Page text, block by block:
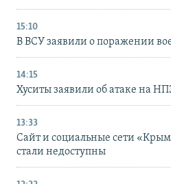
15:10
В ВСУ заявили о поражении
14:15
Хуситы заявили об атаке на
13:33
Сайт и социальные сети
стали недоступны